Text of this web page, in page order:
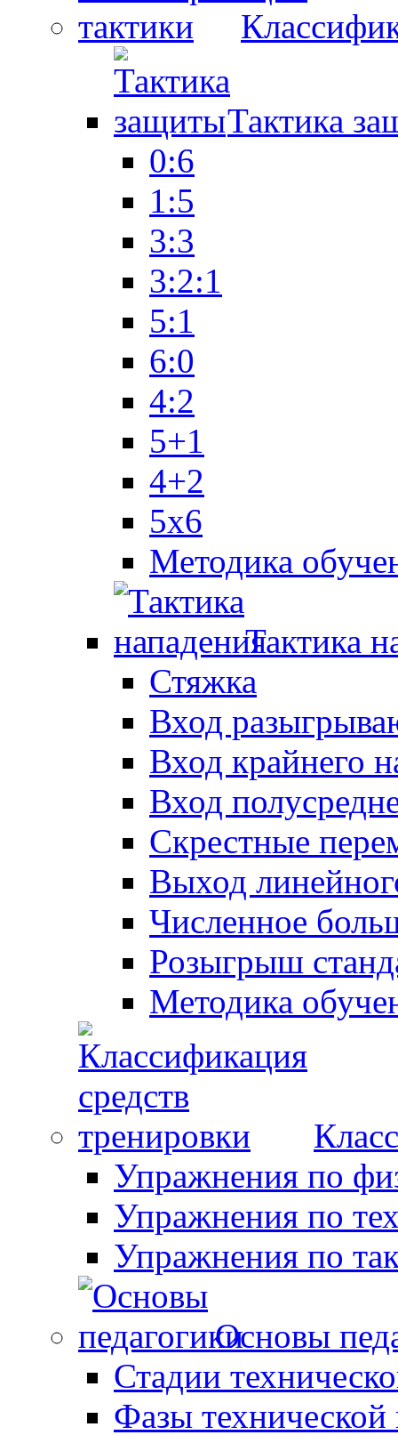
Тактика
0:6
1:5
3:3
3:2:1
5:1
6:0
4:2
5+1
4+2
5x6
Методика
Тактика
Стяжка
Вход
Вход крайнего
Вход
Скрестные
Выход
Численное
Розыгрыш
Методика
Упражнения по
Упражнения по
Упражнения по
Основы
Стадии
Фазы технической